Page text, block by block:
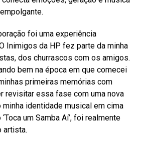
foi uma experiência
Inimigos da HP fez parte da minha
dos churrascos com os amigos.
bem na época em que comecei
primeiras memórias com
revisitar essa fase com uma nova
minha identidade musical em cima
um Samba Aí’, foi realmente
artista.